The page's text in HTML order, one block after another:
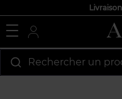
Rechercher un